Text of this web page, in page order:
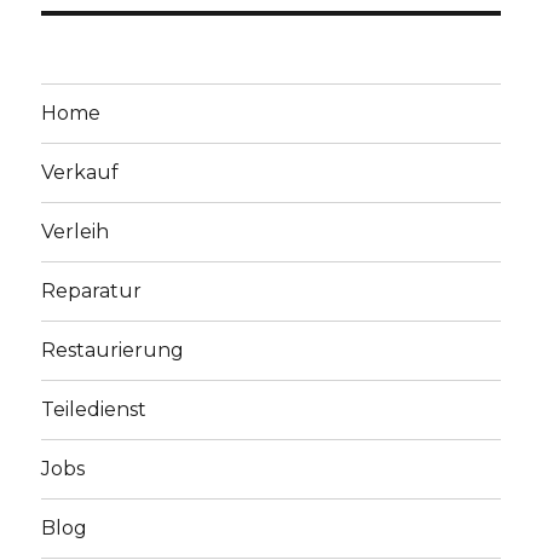
Home
Verkauf
Verleih
Reparatur
Restaurierung
Teiledienst
Jobs
Blog